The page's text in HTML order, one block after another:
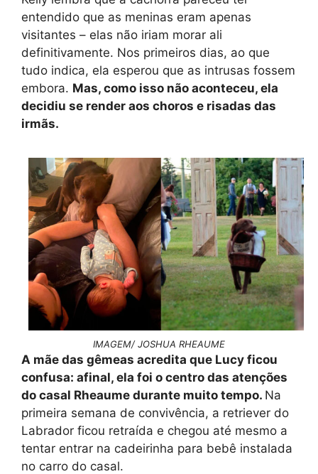
entendido que as meninas eram apenas
visitantes – elas não iriam morar ali
definitivamente. Nos primeiros dias, ao que
tudo indica, ela esperou que as intrusas fossem
embora. Mas, como isso não aconteceu, ela
decidiu se render aos choros e risadas das
irmãs.
IMAGEM/ JOSHUA RHEAUME
A mãe das gêmeas acredita que Lucy ficou
confusa: afinal, ela foi o centro das atenções
do casal Rheaume durante muito tempo. Na
primeira semana de convivência, a retriever do
Labrador ficou retraída e chegou até mesmo a
tentar entrar na cadeirinha para bebê instalada
no carro do casal.